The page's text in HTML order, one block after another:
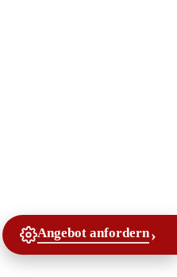
Angebot anfordern›